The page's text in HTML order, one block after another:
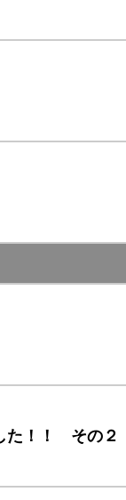
た！！ その２